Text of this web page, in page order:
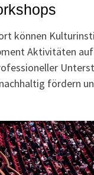
können
Aktivitäten
fördern